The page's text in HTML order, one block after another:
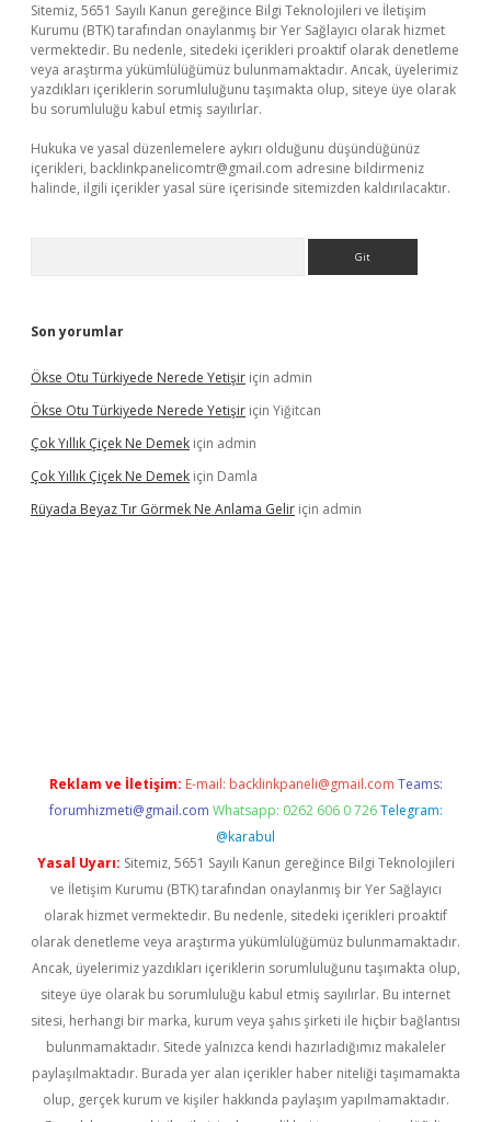
Sitemiz, 5651 Sayılı Kanun gereğince Bilgi Teknolojileri ve İletişim
Kurumu (BTK) tarafından onaylanmış bir Yer Sağlayıcı olarak hizmet
vermektedir. Bu nedenle, sitedeki içerikleri proaktif olarak denetleme
veya araştırma yükümlülüğümüz bulunmamaktadır. Ancak, üyelerimiz
yazdıkları içeriklerin sorumluluğunu taşımakta olup, siteye üye olarak
bu sorumluluğu kabul etmiş sayılırlar.
Hukuka ve yasal düzenlemelere aykırı olduğunu düşündüğünüz
içerikleri, backlinkpanelicomtr@gmail.com adresine bildirmeniz
halinde, ilgili içerikler yasal süre içerisinde sitemizden kaldırılacaktır.
Son yorumlar
Ökse Otu Türkiyede Nerede Yetişir için admin
Ökse Otu Türkiyede Nerede Yetişir için Yiğitcan
Çok Yıllık Çiçek Ne Demek için admin
Çok Yıllık Çiçek Ne Demek için Damla
Rüyada Beyaz Tır Görmek Ne Anlama Gelir için admin
Reklam ve İletişim: E-mail: backlinkpaneli@gmail.com Teams:
forumhizmeti@gmail.com Whatsapp: 0262 606 0 726 Telegram:
@karabul
Yasal Uyarı: Sitemiz, 5651 Sayılı Kanun gereğince Bilgi Teknolojileri
ve İletişim Kurumu (BTK) tarafından onaylanmış bir Yer Sağlayıcı
olarak hizmet vermektedir. Bu nedenle, sitedeki içerikleri proaktif
olarak denetleme veya araştırma yükümlülüğümüz bulunmamaktadır.
Ancak, üyelerimiz yazdıkları içeriklerin sorumluluğunu taşımakta olup,
siteye üye olarak bu sorumluluğu kabul etmiş sayılırlar. Bu internet
sitesi, herhangi bir marka, kurum veya şahıs şirketi ile hiçbir bağlantısı
bulunmamaktadır. Sitede yalnızca kendi hazırladığımız makaleler
paylaşılmaktadır. Burada yer alan içerikler haber niteliği taşımamakta
olup, gerçek kurum ve kişiler hakkında paylaşım yapılmamaktadır.